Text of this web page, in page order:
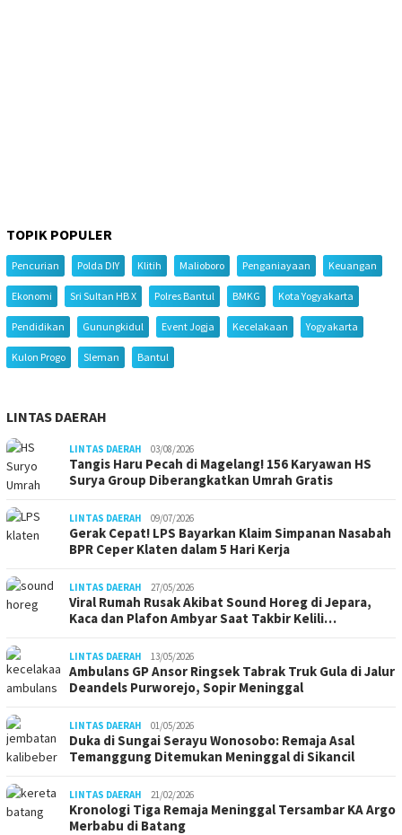
TOPIK POPULER
Pencurian Polda DIY Klitih Malioboro Penganiayaan Keuangan
Ekonomi Sri Sultan HB X Polres Bantul BMKG Kota Yogyakarta
Pendidikan Gunungkidul Event Jogja Kecelakaan Yogyakarta
Kulon Progo Sleman Bantul
LINTAS DAERAH
LINTAS DAERAH 03/08/2026
Tangis Haru Pecah di Magelang! 156 Karyawan HS
Surya Group Diberangkatkan Umrah Gratis
LINTAS DAERAH 09/07/2026
Gerak Cepat! LPS Bayarkan Klaim Simpanan Nasabah
BPR Ceper Klaten dalam 5 Hari Kerja
LINTAS DAERAH 27/05/2026
Viral Rumah Rusak Akibat Sound Horeg di Jepara,
Kaca dan Plafon Ambyar Saat Takbir Kelili…
LINTAS DAERAH 13/05/2026
Ambulans GP Ansor Ringsek Tabrak Truk Gula di Jalur
Deandels Purworejo, Sopir Meninggal
LINTAS DAERAH 01/05/2026
Duka di Sungai Serayu Wonosobo: Remaja Asal
Temanggung Ditemukan Meninggal di Sikancil
LINTAS DAERAH 21/02/2026
Kronologi Tiga Remaja Meninggal Tersambar KA Argo
Merbabu di Batang